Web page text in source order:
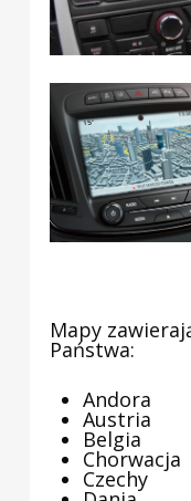
Mapy
Państwa:
Andora
Austria
Belgia
Chorwacja
Czechy